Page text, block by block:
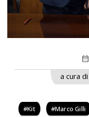
calendar_month
a cura di
Kit Marco Gilli